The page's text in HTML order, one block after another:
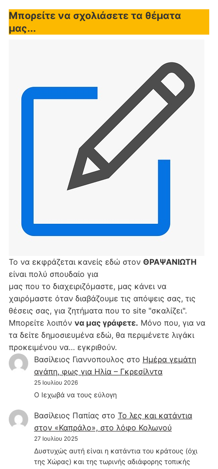
Μπορείτε να σχολιάσετε τα θέματα
μας...
Το να εκφράζεται κανείς εδώ στον ΘΡΑΨΑΝΙΩΤΗ
είναι πολύ σπουδαίο για
μας που το διαχειριζόμαστε, μας κάνει να
χαιρόμαστε όταν διαβάζουμε τις απόψεις σας, τις
θέσεις σας, για ζητήματα που το site "σκαλίζει".
Μπορείτε λοιπόν να μας γράφετε. Μόνο που, για να
τα δείτε δημοσιευμένα εδώ, θα περιμένετε λιγάκι
προκειμένου να… εγκριθούν.
Βασίλειος Γιαννοπουλος στο Hμέρα γεμάτη
αγάπη, φως για Ηλία – Γκρεσίλντα
25 Ιουλίου 2026
Ο Ιεχωβά να τους εύλογη
Βασίλειος Παπίας στο Το λες και κατάντια
στον «Καπράλο», στο λόφο Κολωνού
27 Ιουλίου 2025
Δυστυχώς αυτή είναι η κατάντια του κράτους (όχι
της Χώρας) και της τωρινής αδιάφορης τοπικής